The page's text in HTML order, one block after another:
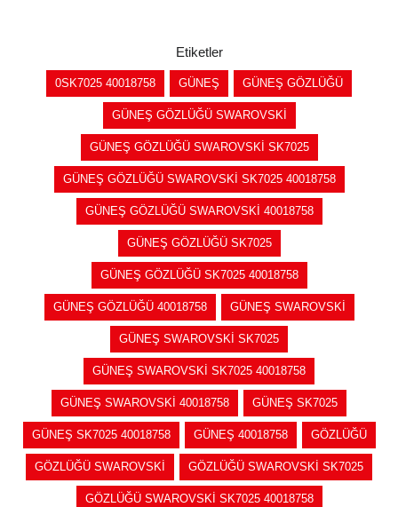
Etiketler
0SK7025 40018758 GÜNEŞ GÜNEŞ GÖZLÜĞÜ
GÜNEŞ GÖZLÜĞÜ SWAROVSKİ
GÜNEŞ GÖZLÜĞÜ SWAROVSKİ SK7025
GÜNEŞ GÖZLÜĞÜ SWAROVSKİ SK7025 40018758
GÜNEŞ GÖZLÜĞÜ SWAROVSKİ 40018758
GÜNEŞ GÖZLÜĞÜ SK7025
GÜNEŞ GÖZLÜĞÜ SK7025 40018758
GÜNEŞ GÖZLÜĞÜ 40018758 GÜNEŞ SWAROVSKİ
GÜNEŞ SWAROVSKİ SK7025
GÜNEŞ SWAROVSKİ SK7025 40018758
GÜNEŞ SWAROVSKİ 40018758 GÜNEŞ SK7025
GÜNEŞ SK7025 40018758 GÜNEŞ 40018758 GÖZLÜĞÜ
GÖZLÜĞÜ SWAROVSKİ GÖZLÜĞÜ SWAROVSKİ SK7025
GÖZLÜĞÜ SWAROVSKİ SK7025 40018758